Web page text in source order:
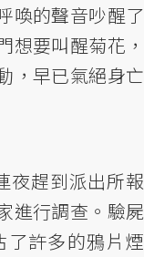
喚的聲音吵醒了
想要叫醒菊花，
，早已氣絕身亡
夜趕到派出所報
進行調查。驗屍
許多的鴉片煙